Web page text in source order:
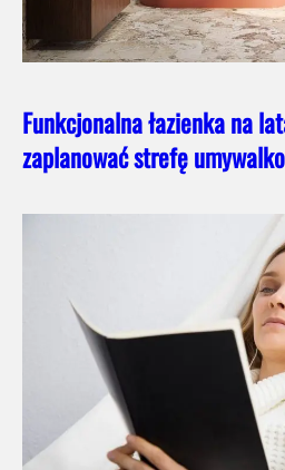
Funkcjonalna łazienka na
zaplanować strefę